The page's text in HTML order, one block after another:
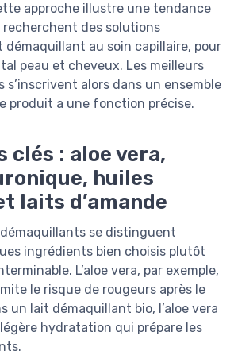
approche illustre une tendance
des solutions
démaquillant au soin capillaire, pour
peau et cheveux. Les meilleurs
s’inscrivent alors dans un ensemble
produit a une fonction précise.
clés : aloe vera,
huiles
laits d’amande
se distinguent
ingrédients bien choisis plutôt
L’aloe vera, par exemple,
le risque de rougeurs après le
un lait démaquillant bio, l’aloe vera
hydratation qui prépare les